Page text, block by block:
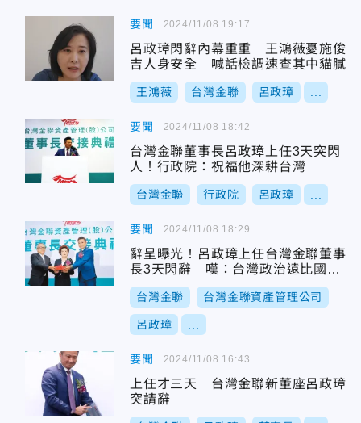
要聞
呂政璋閃辭內幕重重 王鴻薇憂施俊
吉人身安全 喊話檢調速查其中貓膩
王鴻薇 台灣金聯 呂政璋
2024/11/08 19:17
要聞
台灣金聯董事長呂政璋上任3天突閃
人！行政院：祝福他深耕台灣
台灣金聯 行政院 呂政璋
2024/11/08 18:42
要聞
辭呈曝光！呂政璋上任台灣金聯董事
長3天閃辭 嘆：台灣政治遠比國際
商業複雜
台灣金聯 台灣金聯資產管理公司
呂政璋
2024/11/08 18:29
要聞
上任才三天 台灣金聯新董座呂政璋
突請辭
2024/11/08 16:43